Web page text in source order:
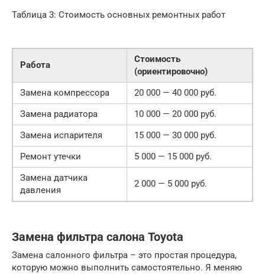
Таблица 3: Стоимость основных ремонтных работ
Работа
Стоимость
(ориентировочно)
Замена компрессора
20 000 — 40 000 руб.
Замена радиатора
10 000 — 20 000 руб.
Замена испарителя
15 000 — 30 000 руб.
Ремонт утечки
5 000 — 15 000 руб.
Замена датчика
давления
2 000 — 5 000 руб.
Замена фильтра салона Toyota
Замена салонного фильтра – это простая процедура,
которую можно выполнить самостоятельно. Я меняю